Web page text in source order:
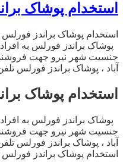
استخدام پوشاک
استخدام پوشاک براندز فورلس
پوشاک براندز فورلس به
جنسیت شهر نیرو جهت
آباد ، پوشاک براندز فورلس تلفن: ۰۹۳۳۷۰۷۲۵۹۷ –
استخدام پوشاک
پوشاک براندز فورلس به
جنسیت شهر نیرو جهت
آباد ، پوشاک براندز فورلس تلفن: ۰۹۳۳۷۰۷۲۵۹۷ –
استخدام پوشاک براندز فورلس